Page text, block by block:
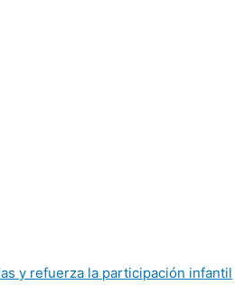
y refuerza la participación infantil